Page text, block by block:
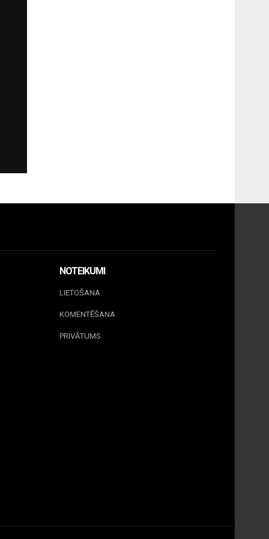
NOTEIKUMI
LIETOŠANA
KOMENTĒŠANA
PRIVĀTUMS